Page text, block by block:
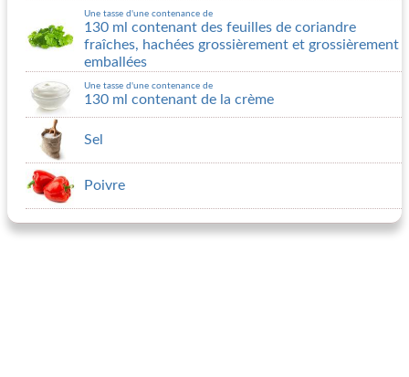
Une tasse d'une contenance de
130 ml contenant des feuilles de coriandre
fraîches, hachées grossièrement et grossièrement
emballées
Une tasse d'une contenance de
130 ml contenant de la crème
Sel
Poivre